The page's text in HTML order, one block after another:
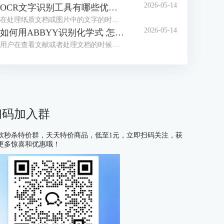
OCR文字识别工具有哪些优点 OCR文字识别工具哪款最好用 2026-05-14
如何用ABBYY识别化学式 怎么用ABBYY识别数学公式 2026-05-14
加入群
秒杀特价群，天天特价商品，低至1元，立即扫码关注，获
多惊喜和优惠哦！